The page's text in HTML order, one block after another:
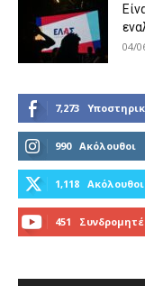
04/
7,273
990 Ακόλουθοι
1,118 Ακόλουθοι
451